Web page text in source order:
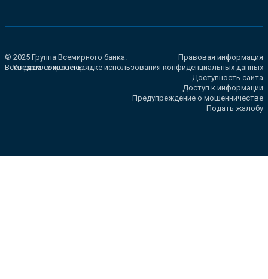
© 2025 Группа Всемирного банка.
Все права сохранены.
Правовая информация
Уведомление о порядке использования конфиденциальных данных
Доступность сайта
Доступ к информации
Предупреждение о мошенничестве
Подать жалобу